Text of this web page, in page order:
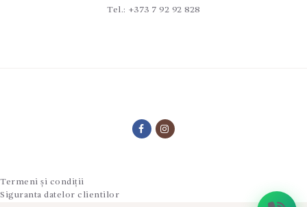
Tel.: +373 7 92 92 828
Termeni și condiții
Siguranta datelor clientilor